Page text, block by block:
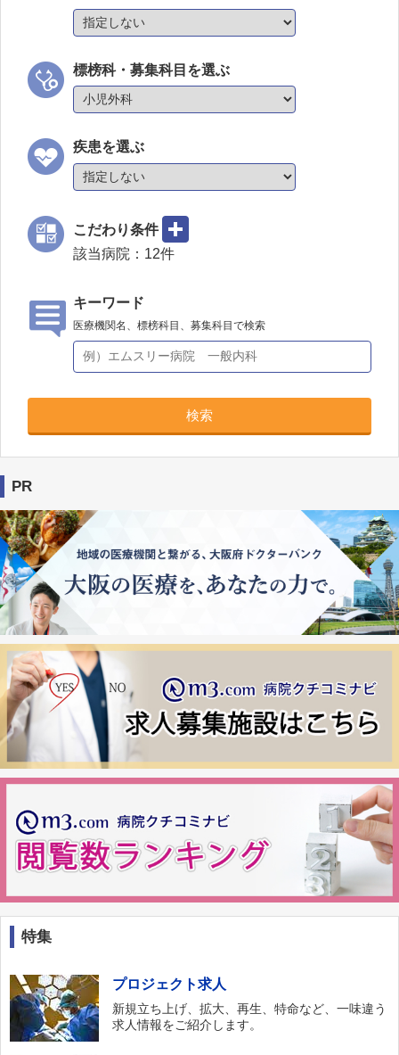
標榜科・募集科目を選ぶ
疾患を選ぶ
こだわり条件
該当病院： 12件
キーワード
医療機関名、標榜科目、募集科目で検索
検索
PR
特集
プロジェクト求人
新規立ち上げ、拡大、再生、特命など、一味違う
求人情報をご紹介します。